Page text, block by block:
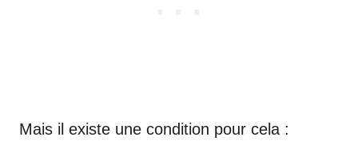
Mais il existe une condition pour cela :